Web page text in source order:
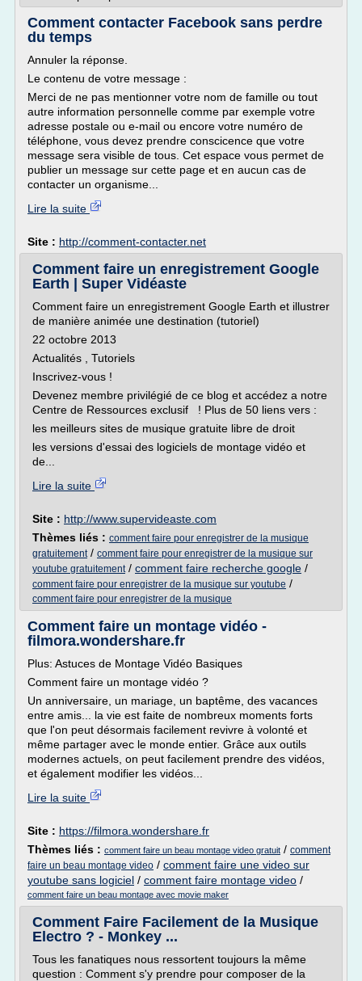
Comment contacter Facebook sans perdre
du temps
Annuler la réponse.
Le contenu de votre message :
Merci de ne pas mentionner votre nom de famille ou tout
autre information personnelle comme par exemple votre
adresse postale ou e-mail ou encore votre numéro de
téléphone, vous devez prendre conscicence que votre
message sera visible de tous. Cet espace vous permet de
publier un message sur cette page et en aucun cas de
contacter un organisme...
Lire la suite
Site : http://comment-contacter.net
Comment faire un enregistrement Google
Earth | Super Vidéaste
Comment faire un enregistrement Google Earth et illustrer
de manière animée une destination (tutoriel)
22 octobre 2013
Actualités , Tutoriels
Inscrivez-vous !
Devenez membre privilégié de ce blog et accédez a notre
Centre de Ressources exclusif ! Plus de 50 liens vers :
les meilleurs sites de musique gratuite libre de droit
les versions d'essai des logiciels de montage vidéo et
de...
Lire la suite
Site : http://www.supervideaste.com
Thèmes liés : comment faire pour enregistrer de la musique
gratuitement/ comment faire pour enregistrer de la musique sur
youtube gratuitement/ comment faire recherche google /
comment faire pour enregistrer de la musique sur youtube /
comment faire pour enregistrer de la musique
Comment faire un montage vidéo -
filmora.wondershare.fr
Plus: Astuces de Montage Vidéo Basiques
Comment faire un montage vidéo ?
Un anniversaire, un mariage, un baptême, des vacances
entre amis... la vie est faite de nombreux moments forts
que l'on peut désormais facilement revivre à volonté et
même partager avec le monde entier. Grâce aux outils
modernes actuels, on peut facilement prendre des vidéos,
et également modifier les vidéos...
Lire la suite
Site : https://filmora.wondershare.fr
Thèmes liés : comment faire un beau montage video gratuit / comment
faire un beau montage video / comment faire une video sur
youtube sans logiciel / comment faire montage video /
comment faire un beau montage avec movie maker
Comment Faire Facilement de la Musique
Electro ? - Monkey ...
Tous les fanatiques nous ressortent toujours la même
question : Comment s'y prendre pour composer de la